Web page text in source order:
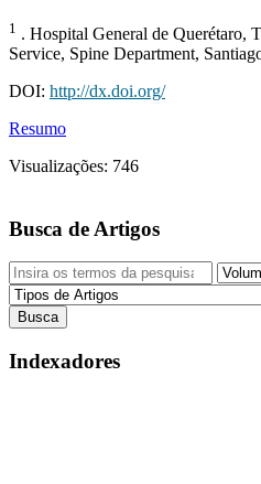
1 . Hospital General de Querétaro,
Service, Spine Department,
DOI: http://dx.doi.org/
Resumo
Visualizações: 746
Busca de Artigos
Indexadores